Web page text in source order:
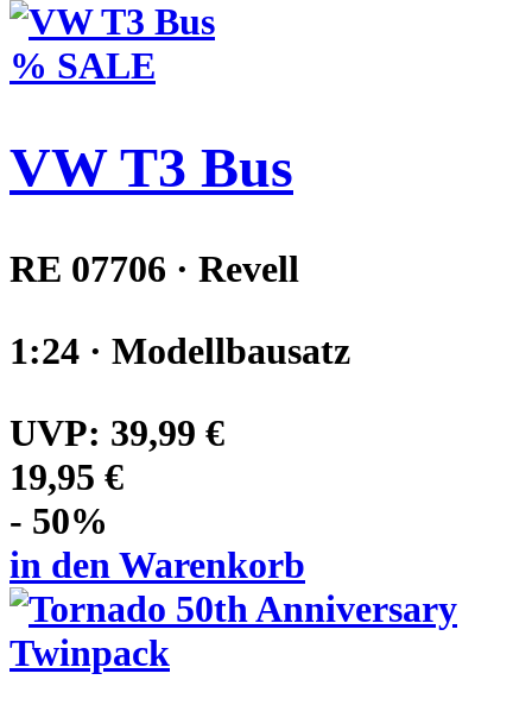
% SALE
VW T3 Bus
RE 07706 · Revell
1:24 · Modellbausatz
UVP: 39,99 €
19,95 €
- 50%
in den Warenkorb